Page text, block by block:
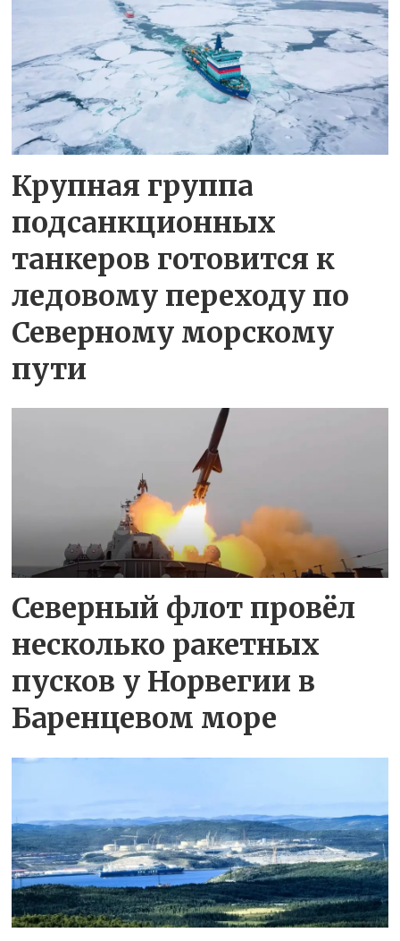
Крупная группа
подсанкционных
танкеров готовится к
ледовому переходу по
Северному морскому
пути
Северный флот провёл
несколько ракетных
пусков у Норвегии в
Баренцевом море